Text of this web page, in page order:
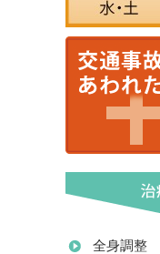
全身調整